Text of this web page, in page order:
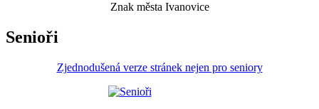
Znak města Ivanovice
Senioři
Zjednodušená verze stránek nejen pro seniory